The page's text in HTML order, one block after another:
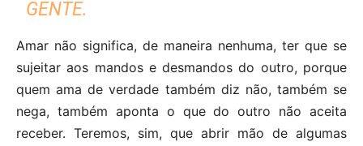
GENTE.
Amar não significa, de maneira nenhuma, ter que se
sujeitar aos mandos e desmandos do outro, porque
quem ama de verdade também diz não, também se
nega, também aponta o que do outro não aceita
receber. Teremos, sim, que abrir mão de algumas